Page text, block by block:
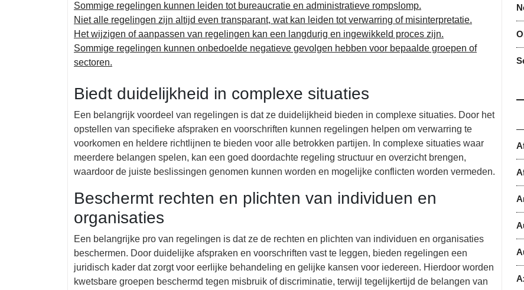
Sommige regelingen kunnen leiden tot bureaucratie en administratieve rompslomp.
Niet alle regelingen zijn altijd even transparant, wat kan leiden tot verwarring of misinterpretatie.
Het wijzigen of aanpassen van regelingen kan een langdurig en ingewikkeld proces zijn.
Sommige regelingen kunnen onbedoelde negatieve gevolgen hebben voor bepaalde groepen of
sectoren.
Biedt duidelijkheid in complexe situaties
Een belangrijk voordeel van regelingen is dat ze duidelijkheid bieden in complexe situaties. Door het
opstellen van specifieke afspraken en voorschriften kunnen regelingen helpen om verwarring te
voorkomen en heldere richtlijnen te bieden voor alle betrokken partijen. In complexe situaties waar
meerdere belangen spelen, kan een goed doordachte regeling structuur en overzicht brengen,
waardoor de juiste beslissingen genomen kunnen worden en mogelijke conflicten worden vermeden.
Beschermt rechten en plichten van individuen en
organisaties
Een belangrijke pro van regelingen is dat ze de rechten en plichten van individuen en organisaties
beschermen. Door duidelijke afspraken en voorschriften vast te leggen, bieden regelingen een
juridisch kader dat zorgt voor eerlijke behandeling en gelijke kansen voor iedereen. Hierdoor worden
kwetsbare groepen beschermd tegen misbruik of discriminatie, terwijl tegelijkertijd de belangen van